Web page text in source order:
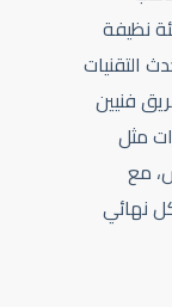
نظيفة
التقنيات
فنيين
مثل
مع
نهائي